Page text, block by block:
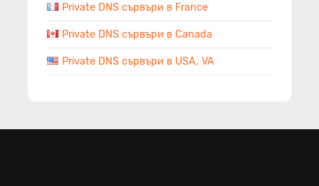
Private DNS сървъри в France
Private DNS сървъри в Canada
Private DNS сървъри в USA, VA